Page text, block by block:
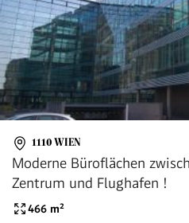
1110 WIEN
Moderne Büroflächen
Zentrum und Flughafen !
466 m²